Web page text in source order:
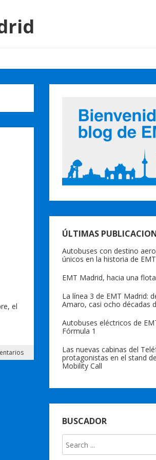
el
ÚLTIMAS
Autobuses con destino
únicos en la historia de
EMT Madrid, hacia una
La línea 3 de EMT Madrid:
Amaro, casi ocho décadas
Autobuses eléctricos de
Fórmula 1
Las nuevas cabinas del
protagonistas en el stand
Mobility Call
BUSCADOR